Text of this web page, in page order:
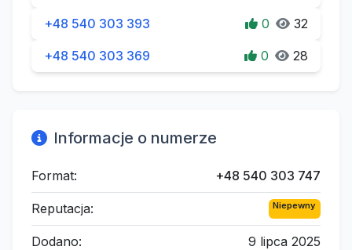
+48 540 303 393 0 32
+48 540 303 369 0 28
Informacje o numerze
Format: +48 540 303 747
Reputacja: Niepewny
Dodano: 9 lipca 2025